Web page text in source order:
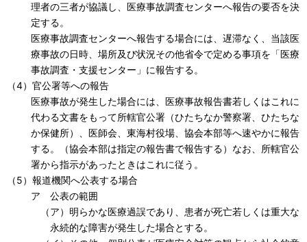
理者の三者が協議し、医療事故調査センターへ報告の要否を決
定する。
医療事故調査センターへ報告する場合には、遅滞なく、当該医
療事故の日時、場所及び状況その他省令で定める事項を「医療
事故調査・支援センター」に報告する。
（4）官公署等への報告
医療事故が発生した場合には、医療事故報告書若しくはこれに
代わる文書をもって所轄官公署（ひたちなか警察署、ひたちな
か保健所）、医師会、東海村役場、協会本部等へ速やかに報告
する。（協会本部は指定の報告書で報告する）なお、所轄官公
署から指示があったときはこれに従う。
（5）報道機関へ公表する場合
ア 公表の範囲
（ア）明らかな医療過誤であり、患者が死亡若しくは重大な
永続的な障害が発生した場合とする。